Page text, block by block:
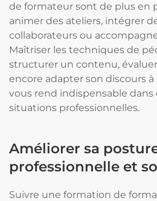
de formateur sont de plus en
animer des ateliers, intégrer
collaborateurs ou
Maîtriser les techniques de
structurer un contenu,
encore adapter son discours
vous rend indispensable
situations professionnelles.
Améliorer sa
professionnelle et
Suivre une formation de